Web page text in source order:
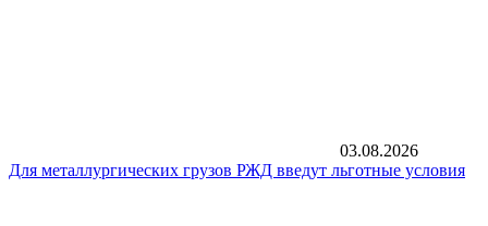
03.08.2026
Для металлургических грузов РЖД введут льготные условия